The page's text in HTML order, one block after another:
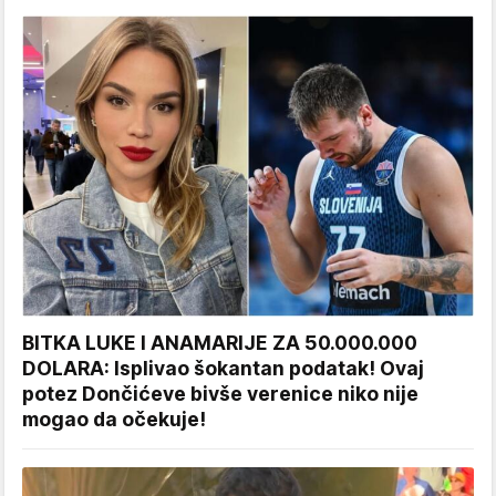
BITKA LUKE I ANAMARIJE ZA 50.000.000
DOLARA: Isplivao šokantan podatak! Ovaj
potez Dončićeve bivše verenice niko nije
mogao da očekuje!